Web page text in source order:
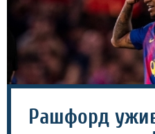
Рашфорд